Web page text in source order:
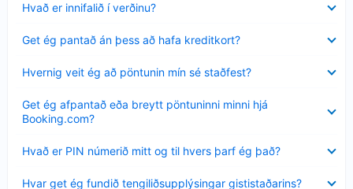
Hvað er innifalið í verðinu?
sýnt
Get ég pantað án þess að hafa kreditkort?
sýnt
Hvernig veit ég að pöntunin mín sé staðfest?
sýnt
Get ég afpantað eða breytt pöntuninni minni hjá
Booking.com?
sýnt
Hvað er PIN númerið mitt og til hvers þarf ég það?
sýnt
Hvar get ég fundið tengiliðsupplýsingar gististaðarins?